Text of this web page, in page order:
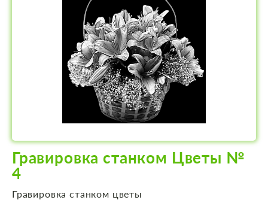
Гравировка станком Цветы №
4
Гравировка станком цветы